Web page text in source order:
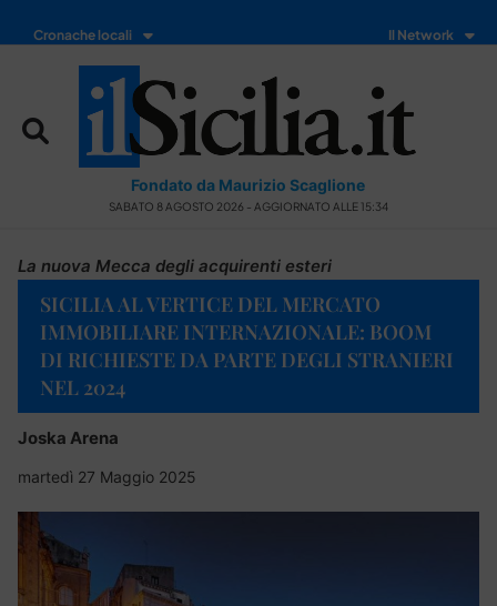
Cronache locali Il Network
Fondato da Maurizio Scaglione
SABATO 8 AGOSTO 2026 - AGGIORNATO ALLE 15:34
La nuova Mecca degli acquirenti esteri
SICILIA AL VERTICE DEL MERCATO
IMMOBILIARE INTERNAZIONALE: BOOM
DI RICHIESTE DA PARTE DEGLI STRANIERI
NEL 2024
Joska Arena
martedì 27 Maggio 2025